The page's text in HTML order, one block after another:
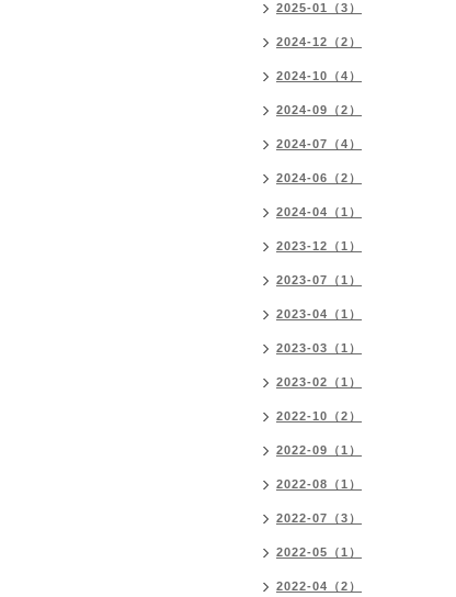
2025-01（3）
2024-12（2）
2024-10（4）
2024-09（2）
2024-07（4）
2024-06（2）
2024-04（1）
2023-12（1）
2023-07（1）
2023-04（1）
2023-03（1）
2023-02（1）
2022-10（2）
2022-09（1）
2022-08（1）
2022-07（3）
2022-05（1）
2022-04（2）